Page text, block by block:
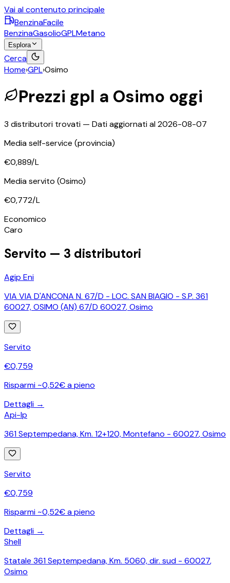
Vai al contenuto principale
BenzinaFacile
BenzinaGasolioGPLMetano
Esplora
Cerca
Home›GPL›Osimo
Prezzi gpl a Osimo oggi
3 distributori trovati — Dati aggiornati al2026-08-07
Media self-service (provincia)
€0,889/L
Media servito (Osimo)
€0,772/L
Economico
Caro
Servito — 3 distributori
Agip Eni
VIA VIA D'ANCONA N. 67/D - LOC. SAN BIAGIO - S.P. 361
60027, OSIMO (AN) 67/D 60027,Osimo
Servito
€0,759
Risparmi ~0,52€ a pieno
Dettagli →
Api-Ip
361 Septempedana, Km. 12+120, Montefano - 60027,Osimo
Servito
€0,759
Risparmi ~0,52€ a pieno
Dettagli →
Shell
Statale 361 Septempedana, Km. 5060, dir. sud - 60027,
Osimo